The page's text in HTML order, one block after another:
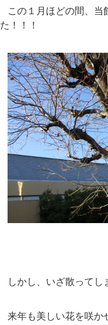
この１月ほどの間、
た！！！
しかし、いざ散って
来年も美しい花を咲か